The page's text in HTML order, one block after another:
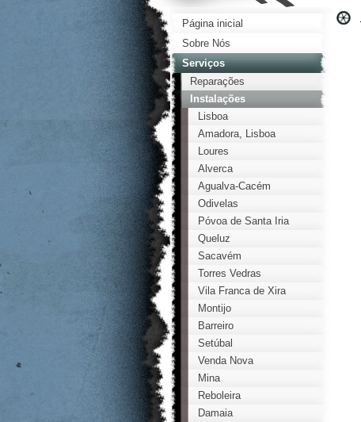
Página inicial
Sobre Nós
Serviços
Reparações
Instalações
Lisboa
Amadora, Lisboa
Loures
Alverca
Agualva-Cacém
Odivelas
Póvoa de Santa Iria
Queluz
Sacavém
Torres Vedras
Vila Franca de Xira
Montijo
Barreiro
Setúbal
Venda Nova
Mina
Reboleira
Damaia